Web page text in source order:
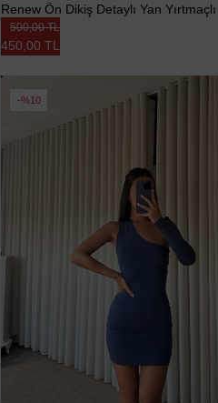
Renew Ön Dikiş Detaylı Yan
450,00 TL
500,00 TL
%10